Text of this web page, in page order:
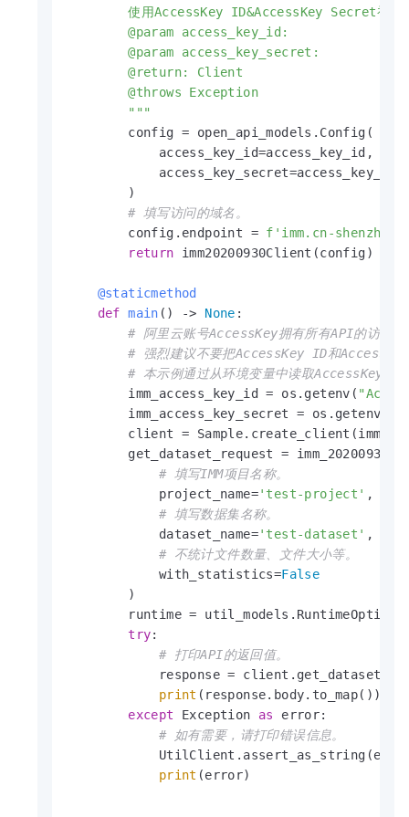
使用AccessKey ID&AccessKey Secret初始
        @param access_key_id:
        @param access_key_secret:
        @return: Client
        @throws Exception
        """
        config = open_api_models.Config(
            access_key_id=access_key_id,
        )
# 填写访问的域名。
        config.endpoint =
f'imm.cn-
return imm20200930Client(config)
    @staticmethod
def main () -> None :
# 阿里云账号AccessKey拥有所有API的访问权
# 强烈建议不要把AccessKey ID和
# 本示例通过从环境变量中读取
        imm_access_key_id = os.getenv(
        imm_access_key_secret = os.getenv(
client =
get_dataset_request =
# 填写IMM项目名称。
            project_name=
'test-project' ,
# 填写数据集名称。
            dataset_name=
'test-dataset' ,
# 不统计文件数量、文件大小等。
            with_statistics=
False
        )
runtime =
try:
# 打印API的返回值。
response =
print (response.body.to_map())
except
Exception as
error:
# 如有需要，请打印错误信息。
print (error)